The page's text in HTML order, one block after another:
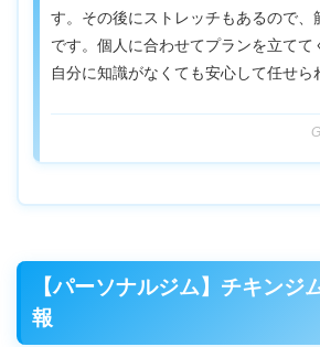
す。その後にストレッチもあるので、
です。個人に合わせてプランを立てて
自分に知識がなくても安心して任せら
【パーソナルジム】チキンジ
報